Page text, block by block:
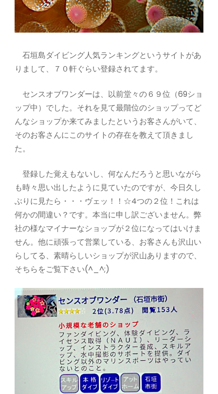
石垣島ダイビング人気ランキングというサイトがあ
りまして、７０軒ぐらい登録されてます。
センスオブワンダーは、以前堂々の６９位（69ショ
ップ中）でした。それを見て最階位のショップってど
んなショップか来てみましたというお客さんがいて、
そのお客さんにこのサイトの存在を教えて頂きまし
た。
登録した覚えもないし、何なんだろうと思いながら
も時々思い出したように見ていたのですが、今日久し
ぶりに見たら・・・ヴェッ！！☆4つの２位！これは
何かの間違い？です。本当に申し訳ございません。弊
社の様なマイナーなショップが２位になってはいけま
せん。他に頑張って営業している、お客さんも沢山い
らしてる、素晴らしいショップが沢山ありますので、
そちらをご覧下さい(^_^;)